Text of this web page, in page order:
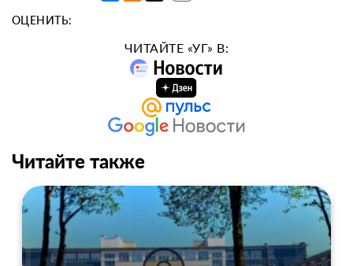
ОЦЕНИТЬ:
ЧИТАЙТЕ «УГ» В:
Читайте также